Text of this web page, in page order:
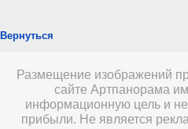
Вернуться
Размещение изображений
сайте Артпанорама
информационную цель и
прибыли. Не является